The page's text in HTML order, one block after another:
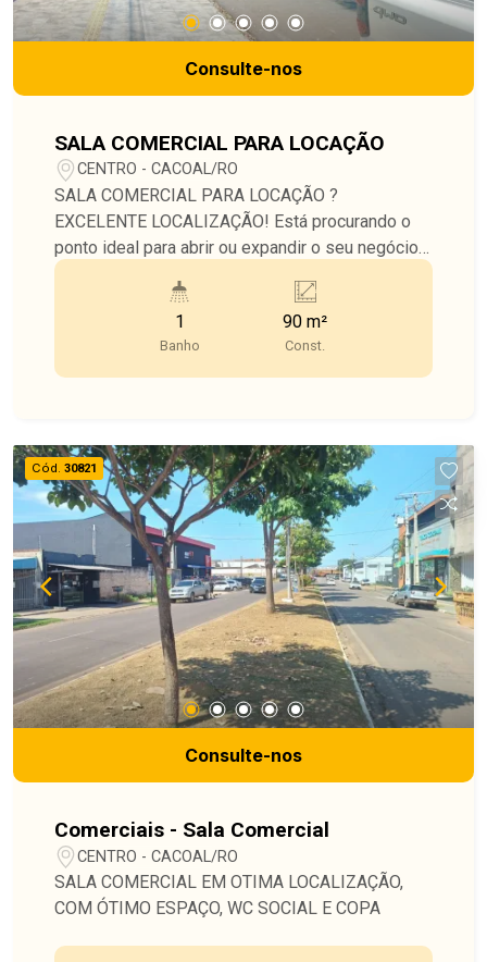
Consulte-nos
SALA COMERCIAL PARA LOCAÇÃO
CENTRO - CACOAL/RO
SALA COMERCIAL PARA LOCAÇÃO ?
EXCELENTE LOCALIZAÇÃO! Está procurando o
ponto ideal para abrir ou expandir o seu negócio?
Esta é a oportunidade perfeita! Sala comercial
localizada no centro da cidade, em uma região de
grande circulação, próxima à Igreja Matriz,
Mercado Aluzitana e farmácias, proporcionando
excelente visibilidade e fácil acesso para
clínicas, salões de beleza, estúdios, entre outros.
Localização estratégica Grande fluxo de pessoas
Fácil acesso Excelente oportunidade para quem
busca visibilidade e praticidade Invista no
sucesso do seu negócio em um endereço
privilegiado! Entre em contanto e agende uma
visita para conhecer este excelente espaço
comercial.
1
Banho
90 m²
Const.
Cód. 30821
Consulte-nos
Comerciais - Sala Comercial
CENTRO - CACOAL/RO
SALA COMERCIAL EM OTIMA LOCALIZAÇÃO,
COM ÓTIMO ESPAÇO, WC SOCIAL E COPA